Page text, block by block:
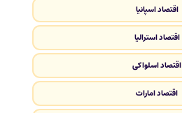
اقتصاد اسپانیا
اقتصاد استرالیا
اقتصاد اسلواکی
اقتصاد امارات